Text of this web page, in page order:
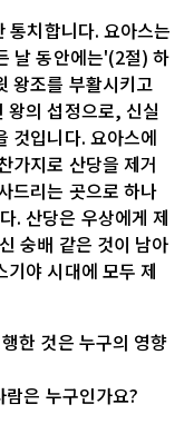
통치합니다. 요아스는
날 동안에는'(2절) 하
왕조를 부활시키고
왕의 섭정으로, 신실
것입니다. 요아스에
가지로 산당을 제거
드리는 곳으로 하나
. 산당은 우상에게 제
숭배 같은 것이 남아
야 시대에 모두 제
한 것은 누구의 영향
은 누구인가요?